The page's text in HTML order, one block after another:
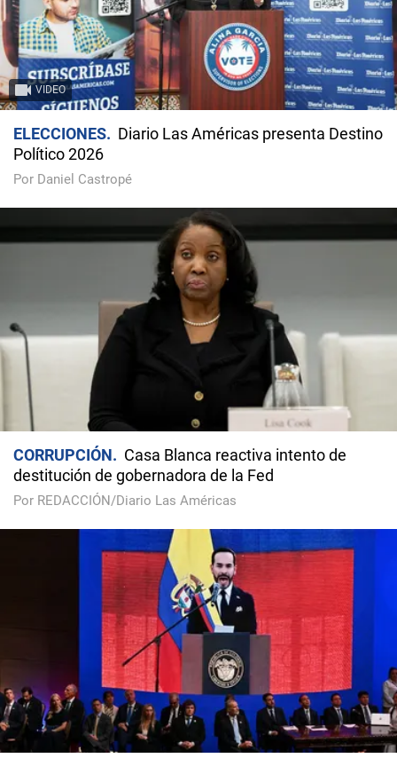
VIDEO
ELECCIONES
Diario Las Américas presenta Destino
Político 2026
Por Daniel Castropé
CORRUPCIÓN
Casa Blanca reactiva intento de
destitución de gobernadora de la Fed
Por REDACCIÓN/Diario Las Américas